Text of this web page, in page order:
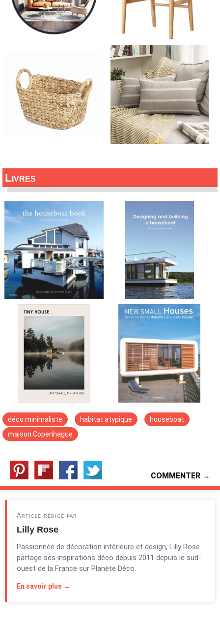
Livres
déco minimaliste habitat atypique
houseboat
maison Copenhague
COMMENTER →
Article rédigé par
Lilly Rose
Passionnée de décoration intérieure et design, Lilly Rose
partage ses inspirations déco depuis 2011 depuis le sud-
ouest de la France sur Planète Déco.
En savoir plus →